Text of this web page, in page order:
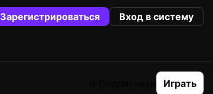
Зарегистрироваться Вход в систему
Играть